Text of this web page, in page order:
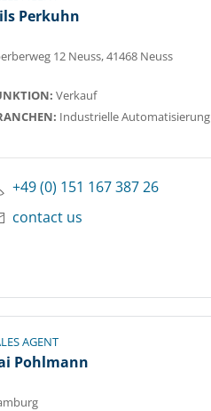
Perkuhn
12 Neuss, 41468 Neuss
Verkauf
Industrielle Automatisierung
+49 (0) 151 167 387 26
contact us
AGENT
Pohlmann